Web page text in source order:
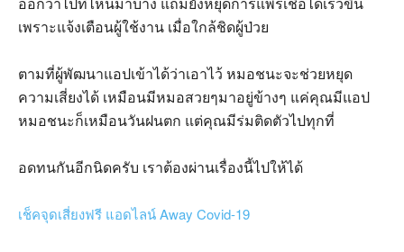
เพราะแจ้งเตือนผู้ใช้งาน เมื่อใกล้ชิดผู้ป่วย
ตามที่ผู้พัฒนาแอปเข้าได้ว่าเอาไว้ หมอชนะจะช่วยหยุด
ความเสี่ยงได้ เหมือนมีหมอสวยๆมาอยู่ข้างๆ แค่คุณมีแอป
หมอชนะก็เหมือนวันฝนตก แต่คุณมีร่มติดตัวไปทุกที่
อดทนกันอีกนิดครับ เราต้องผ่านเรื่องนี้ไปให้ได้
เช็คจุดเสี่ยงฟรี แอดไลน์ Away Covid-19